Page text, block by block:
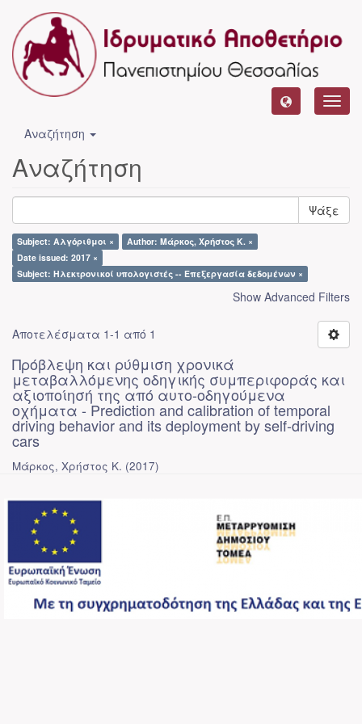
Αναζήτηση
Αναζήτηση
Ψάξε
Subject: Αλγόριθμοι ×
Author: Μάρκος, Χρήστος Κ. ×
Date issued: 2017 ×
Subject: Ηλεκτρονικοί υπολογιστές -- Επεξεργασία δεδομένων ×
Show Advanced Filters
Αποτελέσματα 1-1 από 1
Πρόβλεψη και ρύθμιση χρονικά
μεταβαλλόμενης οδηγικής συμπεριφοράς και
αξιοποίησή της από αυτο-οδηγούμενα
οχήματα - Prediction and calibration of temporal
driving behavior and its deployment by self-driving
cars
Μάρκος, Χρήστος Κ. (2017)